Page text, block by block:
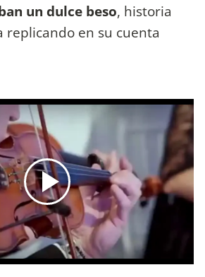
un dulce beso, historia
replicando en su cuenta